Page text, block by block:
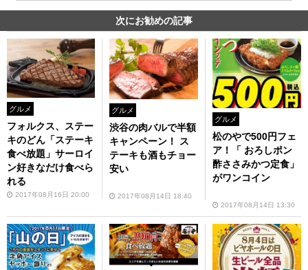
次にお勧めの記事
グルメ
フォルクス、ステー
キのどん「ステーキ
食べ放題」サーロイ
ン好きなだけ食べら
れる
2017年08月16日 20:00
グルメ
渋谷の肉バルで半額
キャンペーン！ ス
テーキも酒もチョー
安い
2017年08月14日 18:40
グルメ
松のやで500円フェ
ア！「 おろしポン
酢ささみかつ定食」
がワンコイン
2017年08月14日 13:30